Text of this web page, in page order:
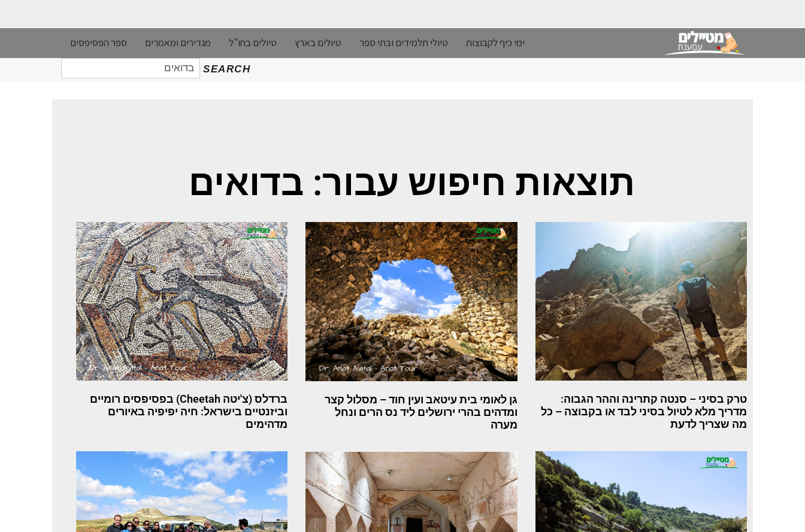
ימי כיף לקבוצות טיולי תלמידים ובתי ספר טיולים בארץ טיולים בחו"ל מגדירים ומאמרים ספר הפסיפסים
SEARCH
חיפוש
עבור:
תוצאות חיפוש עבור: בדואים
טרק בסיני – סנטה קתרינה וההר הגבוה:
מדריך מלא לטיול בסיני לבד או בקבוצה – כל
מה שצריך לדעת
גן לאומי בית עיטאב ועין חוד – מסלול קצר
ומדהים בהרי ירושלים ליד נס הרים ונחל
מערה
ברדלס (צ'יטה Cheetah) בפסיפסים רומיים
וביזנטיים בישראל: חיה יפיפיה באיורים
מדהימים